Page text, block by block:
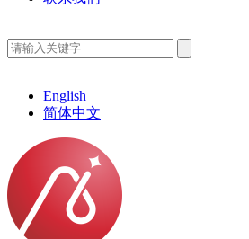
English
简体中文